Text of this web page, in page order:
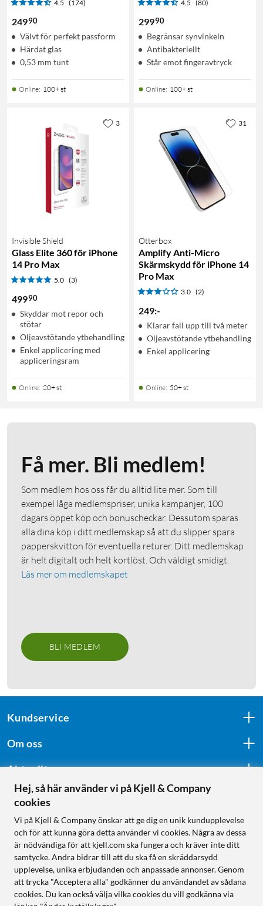
4.5 (174)
24990
Välvt för perfekt passform
Härdat glas
0,53 mm tunt
Online: 100+ st
4.5 (80)
29990
Begränsar synvinkeln
Antibakteriellt
Står emot fingeravtryck
Online: 100+ st
Invisible Shield
Glass Elite 360 för iPhone
14 Pro Max
5.0 (3)
49990
Skyddar mot repor och
stötar
Oljeavstötande ytbehandling
Enkel applicering med
appliceringsram
Online: 20+ st
3
Otterbox
Amplify Anti-Micro
Skärmskydd för iPhone 14
Pro Max
3.0 (2)
249:-
Klarar fall upp till två meter
Oljeavstötande ytbehandling
Enkel applicering
Online: 50+ st
31
Få mer. Bli medlem!
Som medlem hos oss får du alltid lite mer. Som till
exempel låga medlemspriser, unika kampanjer, 100
dagars öppet köp och bonuscheckar. Dessutom sparas
alla dina köp i ditt medlemskap så att du slipper spara
papperskvitton för eventuella returer. Ditt medlemskap
är helt digitalt och helt kortlöst. Och väldigt smidigt.
Läs mer om medlemskapet
BLI MEDLEM
Kundservice
Om oss
Aktuellt
Följ oss
Handla från:
Sverige
Norge
Hej, så här använder vi på Kjell & Company
cookies
Vi på Kjell & Company önskar att ge dig en unik kundupplevelse
och för att kunna göra detta använder vi cookies. Några av dessa
är nödvändiga för att kjell.com ska fungera och kräver inte ditt
samtycke. Andra bidrar till att du ska få en skräddarsydd
upplevelse, unika erbjudanden och anpassade annonser. Genom
att trycka "Acceptera alla" godkänner du användandet av sådana
cookies. Du kan också välja vilka cookies du vill godkänna via